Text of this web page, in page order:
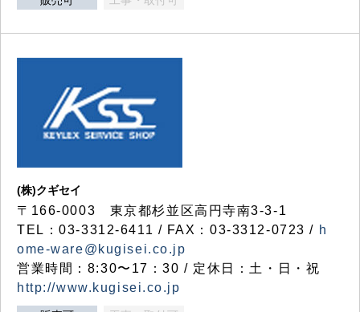
(株)クギセイ
〒166-0003 東京都杉並区高円寺南3-3-1
TEL：03-3312-6411 / FAX：03-3312-0723 / h
ome-ware@kugisei.co.jp
営業時間：8:30〜17：30 / 定休日：土・日・祝
http://www.kugisei.co.jp